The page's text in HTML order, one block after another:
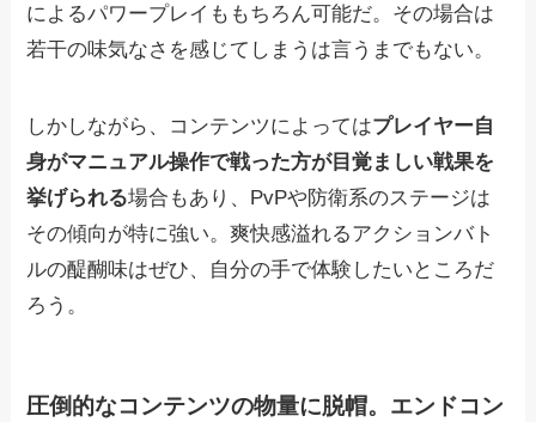
によるパワープレイももちろん可能だ。その場合は
若干の味気なさを感じてしまうは言うまでもない。
しかしながら、コンテンツによってはプレイヤー自
身がマニュアル操作で戦った方が目覚ましい戦果を
挙げられる場合もあり、PvPや防衛系のステージは
その傾向が特に強い。爽快感溢れるアクションバト
ルの醍醐味はぜひ、自分の手で体験したいところだ
ろう。
圧倒的なコンテンツの物量に脱帽。エンドコン